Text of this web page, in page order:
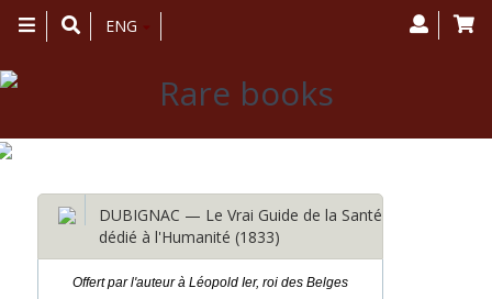
Toggle
navigation
ENG
DUBIGNAC — Le Vrai Guide de la Santé,
dédié à l'Humanité (1833)
Offert par l'auteur à Léopold Ier, roi des Belges